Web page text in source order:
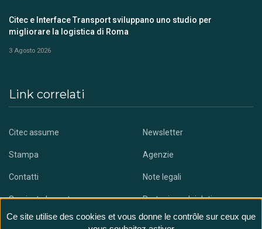
Citec e Interface Transport sviluppano uno studio per
migliorare la logistica di Roma
3 Agosto 2026
Link correlati
Citec assume Newsletter
Stampa Agenzie
Contatti Note legali
Scaricate la nostra app Protezione dei dati
Ce site utilise des cookies et vous donne le contrôle sur ceux que